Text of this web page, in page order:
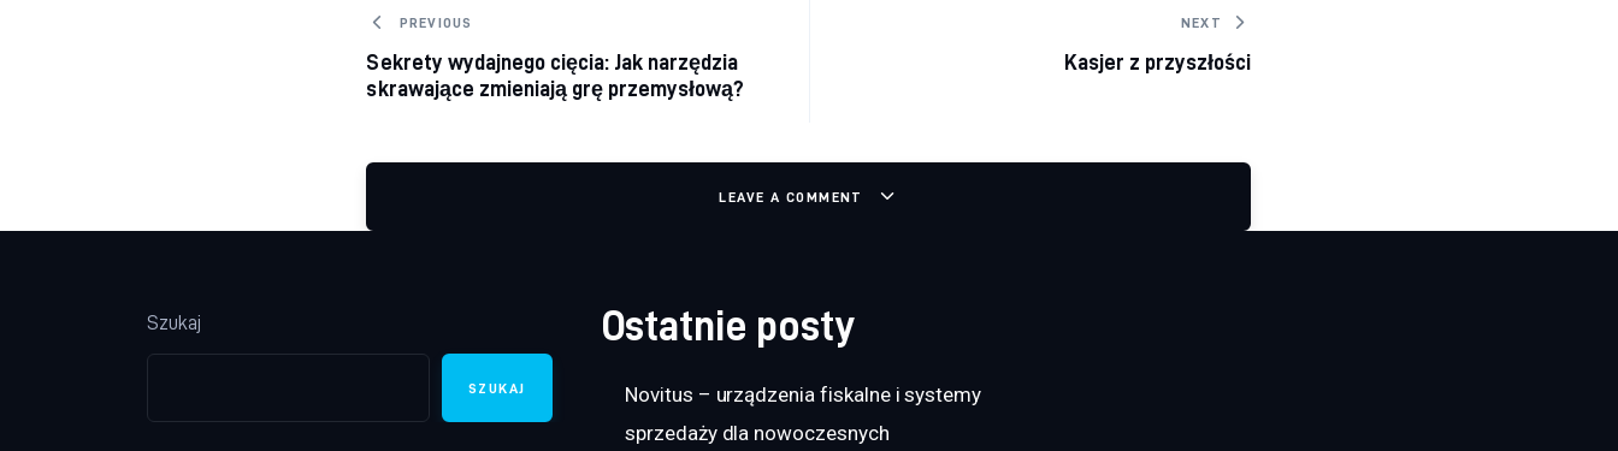
Nawigacja wpisu
PREVIOUS
Sekrety wydajnego cięcia: Jak narzędzia
skrawające zmieniają grę przemysłową?
NEXT
Kasjer z przyszłości
LEAVE A COMMENT
Szukaj
SZUKAJ
Ostatnie posty
Novitus – urządzenia fiskalne i systemy
sprzedaży dla nowoczesnych